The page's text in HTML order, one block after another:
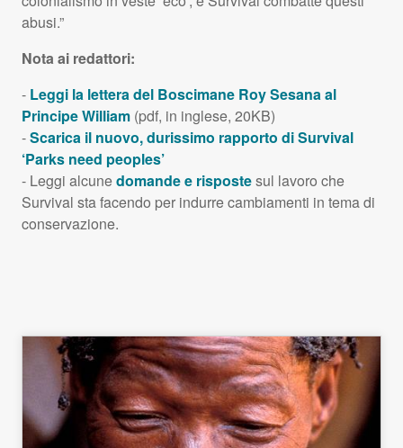
abusi.”
Nota ai redattori:
- Leggi la lettera del Boscimane Roy Sesana al
Principe William (pdf, in inglese, 20KB)
-Scarica il nuovo, durissimo rapporto di Survival
‘Parks need peoples’
- Leggi alcunedomande e rispostesul lavoro che
Survival sta facendo per indurre cambiamenti in tema di
conservazione.